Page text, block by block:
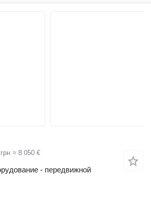
≈ 8 050 €
- передвижной